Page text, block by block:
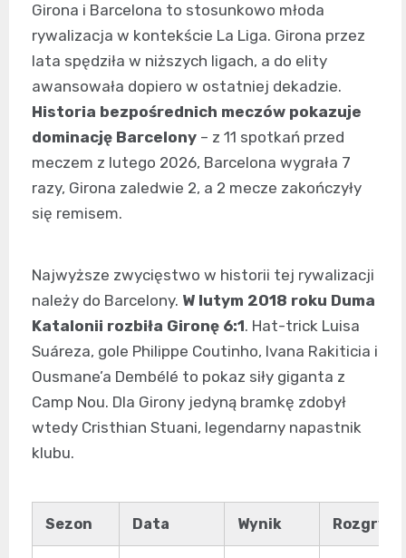
Girona i Barcelona to stosunkowo młoda
rywalizacja w kontekście La Liga. Girona przez
lata spędziła w niższych ligach, a do elity
awansowała dopiero w ostatniej dekadzie.
Historia bezpośrednich meczów pokazuje
dominację Barcelony – z 11 spotkań przed
meczem z lutego 2026, Barcelona wygrała 7
razy, Girona zaledwie 2, a 2 mecze zakończyły
się remisem.
Najwyższe zwycięstwo w historii tej rywalizacji
należy do Barcelony. W lutym 2018 roku Duma
Katalonii rozbiła Gironę 6:1. Hat-trick Luisa
Suáreza, gole Philippe Coutinho, Ivana Rakiticia i
Ousmane’a Dembélé to pokaz siły giganta z
Camp Nou. Dla Girony jedyną bramkę zdobył
wtedy Cristhian Stuani, legendarny napastnik
klubu.
Sezon Data Wynik